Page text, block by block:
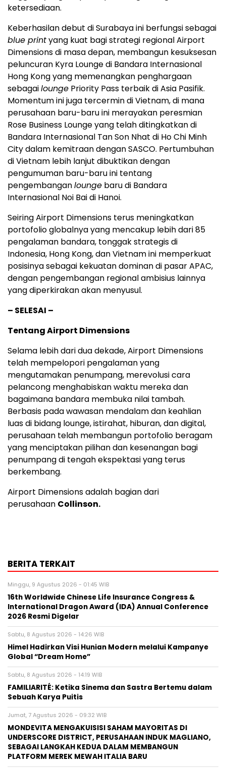
ketersediaan.
Keberhasilan debut di Surabaya ini berfungsi sebagai
blue printyang kuat bagi strategi regional Airport
Dimensions di masa depan, membangun kesuksesan
peluncuran Kyra Lounge di Bandara Internasional
Hong Kong yang memenangkan penghargaan
sebagailounge Priority Pass terbaik di Asia Pasifik.
Momentum ini juga tercermin di Vietnam, di mana
perusahaan baru-baru ini merayakan peresmian
Rose Business Lounge yang telah ditingkatkan di
Bandara Internasional Tan Son Nhat di Ho Chi Minh
City dalam kemitraan dengan SASCO. Pertumbuhan
di Vietnam lebih lanjut dibuktikan dengan
pengumuman baru-baru ini tentang
pengembanganlounge baru di Bandara
Internasional Noi Bai di Hanoi.
Seiring Airport Dimensions terus meningkatkan
portofolio globalnya yang mencakup lebih dari 85
pengalaman bandara, tonggak strategis di
Indonesia, Hong Kong, dan Vietnam ini memperkuat
posisinya sebagai kekuatan dominan di pasar APAC,
dengan pengembangan regional ambisius lainnya
yang diperkirakan akan menyusul.
– SELESAI –
Tentang Airport Dimensions
Selama lebih dari dua dekade, Airport Dimensions
telah mempelopori pengalaman yang
mengutamakan penumpang, merevolusi cara
pelancong menghabiskan waktu mereka dan
bagaimana bandara membuka nilai tambah.
Berbasis pada wawasan mendalam dan keahlian
luas di bidang lounge, istirahat, hiburan, dan digital,
perusahaan telah membangun portofolio beragam
yang menciptakan pilihan dan kesenangan bagi
penumpang di tengah ekspektasi yang terus
berkembang.
Airport Dimensions adalah bagian dari
perusahaan Collinson.
BERITA TERKAIT
Minggu, 9 Agustus 2026 - 01:45 WIB
16th Worldwide Chinese Life Insurance Congress &
International Dragon Award (IDA) Annual Conference
2026 Resmi Digelar
Sabtu, 8 Agustus 2026 - 14:26 WIB
Himel Hadirkan Visi Hunian Modern melalui Kampanye
Global “Dream Home”
Sabtu, 8 Agustus 2026 - 14:19 WIB
FAMILIARITÉ: Ketika Sinema dan Sastra Bertemu dalam
Sebuah Karya Puitis
Jumat, 7 Agustus 2026 - 09:32 WIB
MONDEVITA MENGAKUISISI SAHAM MAYORITAS DI
UNDERSCORE DISTRICT, PERUSAHAAN INDUK MAGLIANO,
SEBAGAI LANGKAH KEDUA DALAM MEMBANGUN
PLATFORM MEREK MEWAH ITALIA BARU